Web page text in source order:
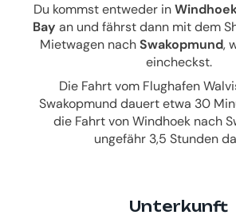
Du kommst entweder in
Bay an und fährst dann mit dem
Mietwagen nachSwakopmund,
eincheckst.
Die Fahrt vom Flughafen
Swakopmund dauert etwa 30
die Fahrt von Windhoek nach
ungefähr 3,5 Stunden
Unterkunft